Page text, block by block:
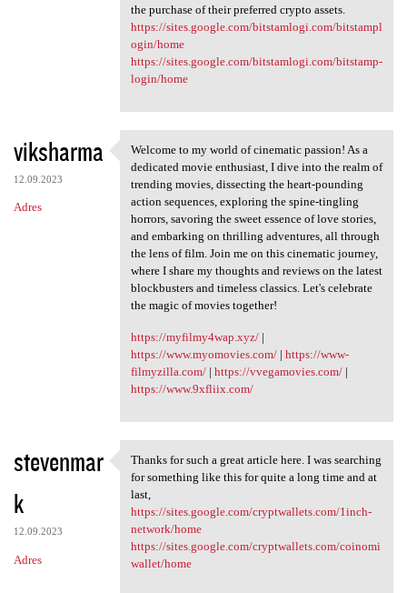
the purchase of their preferred crypto assets.
https://sites.google.com/bitstamlogi.com/bitstampl
ogin/home
https://sites.google.com/bitstamlogi.com/bitstamp-
login/home
viksharma
12.09.2023
Adres
Welcome to my world of
Welcome to my world of cinematic passion! As a
dedicated movie enthusiast, I dive into the realm of
trending movies, dissecting the heart-pounding
action sequences, exploring the spine-tingling
horrors, savoring the sweet essence of love stories,
and embarking on thrilling adventures, all through
the lens of film. Join me on this cinematic journey,
where I share my thoughts and reviews on the latest
blockbusters and timeless classics. Let's celebrate
the magic of movies together!
https://myfilmy4wap.xyz/|
https://www.myomovies.com/| https://www-
filmyzilla.com/| https://vvegamovies.com/|
https://www.9xfliix.com/
stevenmar
k
12.09.2023
Adres
Thanks for such a great
Thanks for such a great article here. I was searching
for something like this for quite a long time and at
last,
https://sites.google.com/cryptwallets.com/1inch-
network/home
https://sites.google.com/cryptwallets.com/coinomi
wallet/home